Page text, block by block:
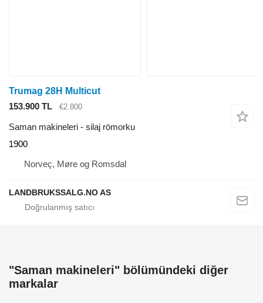
Trumag 28H Multicut
153.900 TL
€2.800
Saman makineleri - silaj römorku
1900
Norveç, Møre og Romsdal
LANDBRUKSSALG.NO AS
"Saman makineleri" bölümündeki diğer
markalar